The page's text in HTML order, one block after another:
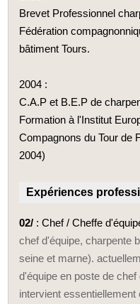
Brevet Professionnel
Fédération
bâtiment Tours.
2004 :
C.A.P et B.E.P de
Formation à l'Institut
Compagnons du Tour de
2004)
Expériences
02/ : Chef / Cheffe
chef d'équipe,
seine et marne).
d'équipe en poste de
intervient